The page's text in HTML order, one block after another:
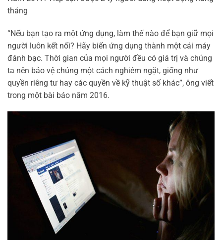
tháng
“Nếu bạn tạo ra một ứng dụng, làm thế nào để bạn giữ mọi
người luôn kết nối? Hãy biến ứng dụng thành một cái máy
đánh bạc. Thời gian của mọi người đều có giá trị và chúng
ta nên bảo vệ chúng một cách nghiêm ngặt, giống như
quyền riêng tư hay các quyền về kỹ thuật số khác”, ông viết
trong một bài báo năm 2016.